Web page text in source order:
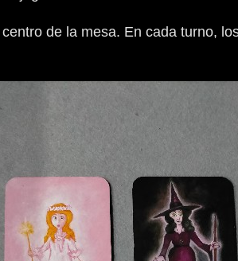
de la mesa. En cada turno,